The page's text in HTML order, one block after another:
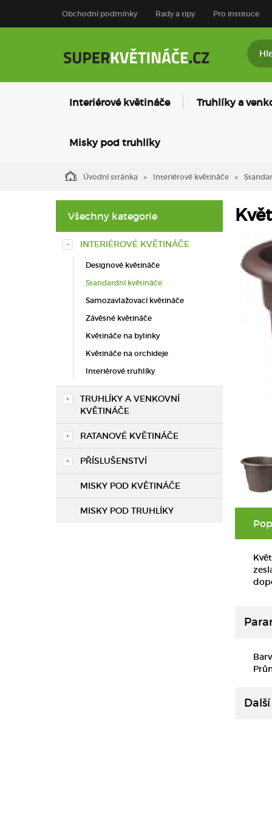
Obchodní podmínky Rady a tipy Pro instituce
Interiérové květináče Truhlíky a
Misky pod truhlíky
Úvodní stránka Interiérové květináče
Všechny kategorie
INTERIÉROVÉ KVĚTINÁČE
Designové květináče
Standardní květináče
Samozavlažovací květináče
Závěsné květináče
Květináče na bylinky
Květináče na orchideje
Interiérové truhlíky
TRUHLÍKY A VENKOVNÍ
KVĚTINÁČE
RATANOVÉ KVĚTINÁČE
PŘÍSLUŠENSTVÍ
MISKY POD KVĚTINÁČE
MISKY POD TRUHLÍKY